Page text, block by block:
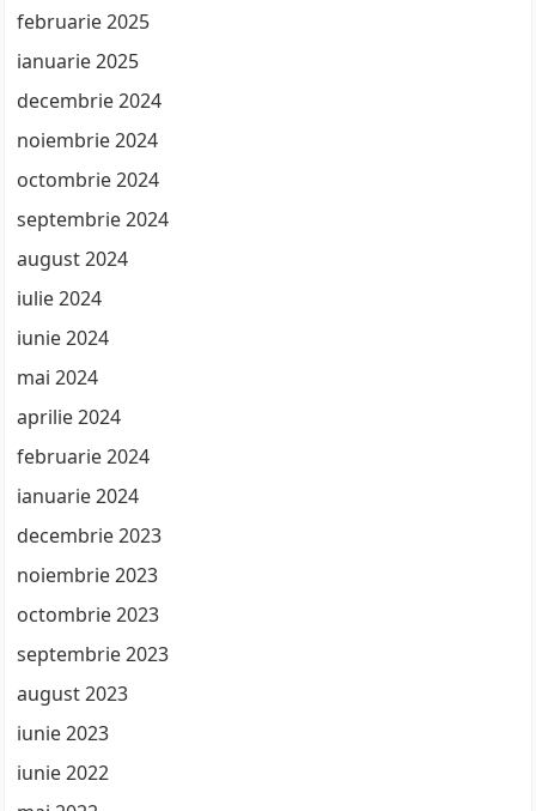
februarie 2025
ianuarie 2025
decembrie 2024
noiembrie 2024
octombrie 2024
septembrie 2024
august 2024
iulie 2024
iunie 2024
mai 2024
aprilie 2024
februarie 2024
ianuarie 2024
decembrie 2023
noiembrie 2023
octombrie 2023
septembrie 2023
august 2023
iunie 2023
iunie 2022